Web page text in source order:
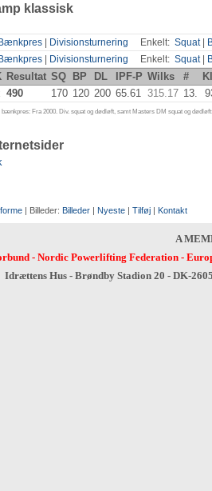
klassisk
Bænkpres Divisionsturnering Enkelt: Squat|
Bænkpres Divisionsturnering Enkelt: Squat|
Resultat SQ BP DL IPF-P Wilks #
490 170 120 200 65.61 315.17 13.
Fra 2000. Div. squat og dødløft, samt Masters DM squat og
| Billeder: Billeder | Nyeste | Tilføj | Kontakt
A
- Nordic Powerlifting Federation-
Idrættens Hus - Brøndby Stadion 20 - DK-